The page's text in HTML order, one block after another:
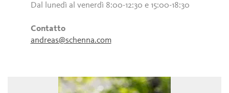
Dal lunedì al venerdì 8:00-12:30 e 15:00-18:30
Contatto
andreas@schenna.com